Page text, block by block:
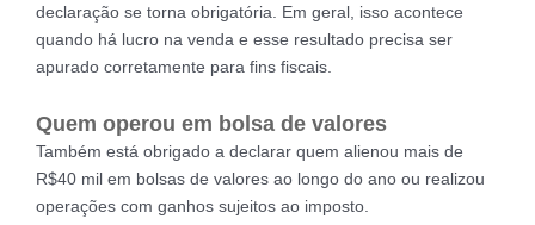
declaração se torna obrigatória. Em geral, isso acontece
quando há lucro na venda e esse resultado precisa ser
apurado corretamente para fins fiscais.
Quem operou em bolsa de valores
Também está obrigado a declarar quem alienou mais de
R$40 mil em bolsas de valores ao longo do ano ou realizou
operações com ganhos sujeitos ao imposto.